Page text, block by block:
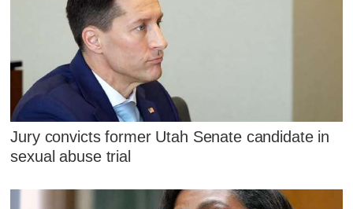
Jury convicts former Utah Senate candidate in
sexual abuse trial